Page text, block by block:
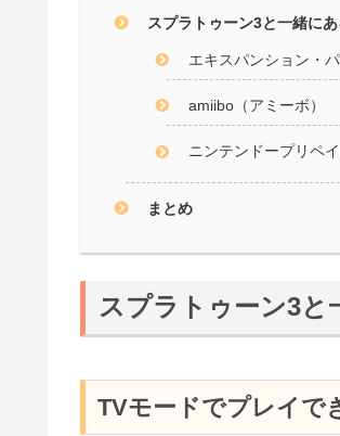
スプラトゥーン3と一緒に
エキスパンション・
amiibo（アミーボ）
ニンテンドープリペ
まとめ
スプラトゥーン3と
TVモードでプレイで